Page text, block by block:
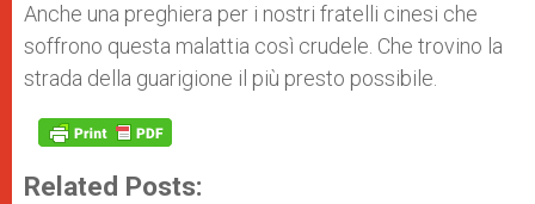
Anche una preghiera per i nostri fratelli cinesi che
soffrono questa malattia così crudele. Che trovino la
strada della guarigione il più presto possibile.
Related Posts: